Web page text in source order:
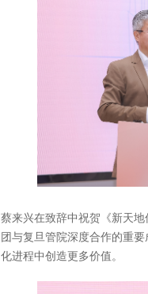
蔡来兴在致辞中祝贺《新天
团与复旦管院深度合作的重
化进程中创造更多价值。